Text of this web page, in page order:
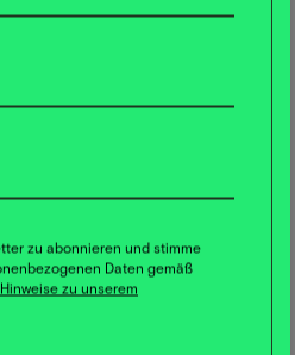
zu abonnieren und stimme
Daten gemäß
Hinweise zu unserem